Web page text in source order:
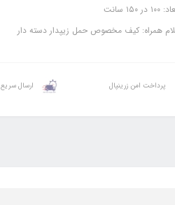
در ۱۵۰ سانت
همراه: کیف مخصوص حمل زیپدار دسته دار
پرداخت امن زرینپال ارسال سریع